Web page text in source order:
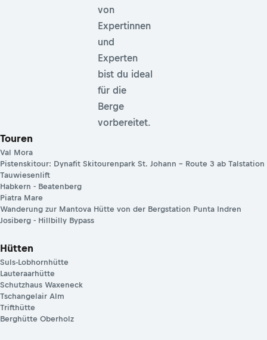
von
Expertinnen
und
Experten
bist du ideal
für die
Berge
vorbereitet.
Touren
Val Mora
Pistenskitour: Dynafit Skitourenpark St. Johann – Route 3 ab Talstation
Tauwiesenlift
Habkern - Beatenberg
Piatra Mare
Wanderung zur Mantova Hütte von der Bergstation Punta Indren
Josiberg - Hillbilly Bypass
Hütten
Suls-Lobhornhütte
Lauteraarhütte
Schutzhaus Waxeneck
Tschangelair Alm
Trifthütte
Berghütte Oberholz